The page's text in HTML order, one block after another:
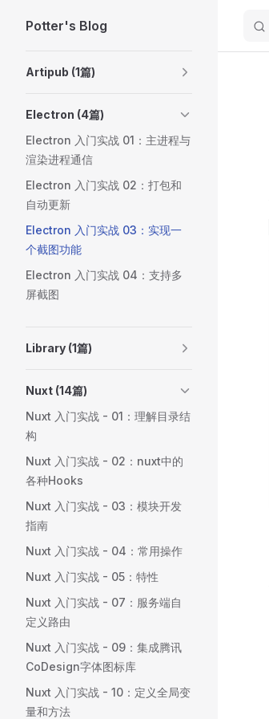
Skip to content
Potter's Blog
Artipub (1篇)
Electron (4篇)
Electron 入门实战 01：主进程与
渲染进程通信
Electron 入门实战 02：打包和
自动更新
Electron 入门实战 03：实现一
个截图功能
Electron 入门实战 04：支持多
屏截图
Library (1篇)
Nuxt (14篇)
Nuxt 入门实战 - 01：理解目录结
构
Nuxt 入门实战 - 02：nuxt中的
各种Hooks
Nuxt 入门实战 - 03：模块开发
指南
Nuxt 入门实战 - 04：常用操作
Nuxt 入门实战 - 05：特性
Nuxt 入门实战 - 07：服务端自
定义路由
Nuxt 入门实战 - 09：集成腾讯
CoDesign字体图标库
Nuxt 入门实战 - 10：定义全局变
量和方法